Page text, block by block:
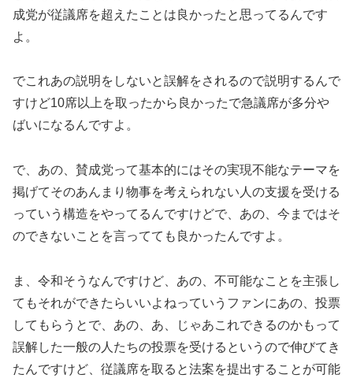
成党が従議席を超えたことは良かったと思ってるんです
よ。
でこれあの説明をしないと誤解をされるので説明するんで
すけど10席以上を取ったから良かったで急議席が多分や
ばいになるんですよ。
で、あの、賛成党って基本的にはその実現不能なテーマを
掲げてそのあんまり物事を考えられない人の支援を受ける
っていう構造をやってるんですけどで、あの、今まではそ
のできないことを言ってても良かったんですよ。
ま、令和そうなんですけど、あの、不可能なことを主張し
てもそれができたらいいよねっていうファンにあの、投票
してもらうとで、あの、あ、じゃあこれできるのかもって
誤解した一般の人たちの投票を受けるというので伸びてき
たんですけど、従議席を取ると法案を提出することが可能